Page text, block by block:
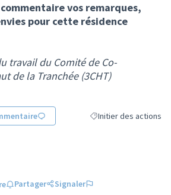
vos remarques,
pour cette résidence
travail du Comité de Co-
de la Tranchée (3CHT)
Filtrer les résultats
Initier des actions
Partager Signaler